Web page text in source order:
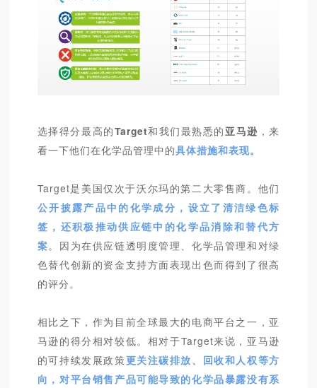
选择得分最高的Target和我们最熟悉的 亚马逊 ，来
看一下他们在化学品管理中的具体措施和表现。
Target是美国仅次于沃尔玛的第二大零售商。他们
公开披露产品中的化学成分，设立了清洁绿色标
签，还积极推动供应链中的化学品消除和替代方
案。因为在供应链透明度管理、化学品管理和对绿
色替代创新的资金支持方面表现出色而得到了很高
的评分。
相比之下，作为目前全球最大的电商平台之一，亚
马逊的得分相对较低。相对于Target来说，亚马逊
的可持续发展政策更关注碳排放、回收和人权等方
向，对平台销售产品可能导致的化学品暴露没有系